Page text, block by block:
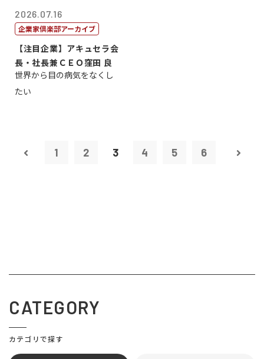
2026.07.16
企業家倶楽部アーカイブ
【注目企業】アキュセラ会
長・社長兼ＣＥＯ窪田 良
世界から目の病気をなくし
たい
1 2 3 4 5 6
CATEGORY
カテゴリで探す